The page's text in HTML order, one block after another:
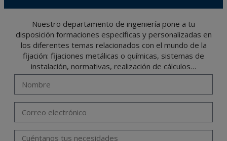
Nuestro departamento de ingeniería pone a tu
disposición formaciones específicas y personalizadas en
los diferentes temas relacionados con el mundo de la
fijación: fijaciones metálicas o químicas, sistemas de
instalación, normativas, realización de cálculos…